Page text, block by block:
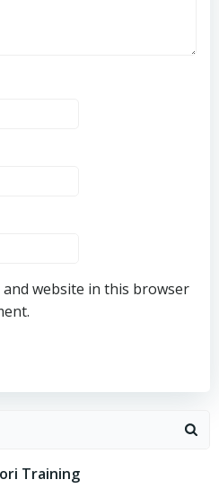
and website in this browser
Training